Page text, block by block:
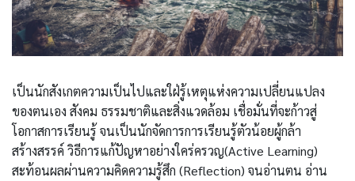
เป็นนักสังเกตความเป็นไปและใฝ่รู้เหตุแห่งความเปลี่ยนแปลง
ของตนเอง สังคม ธรรมชาติและสิ่งแวดล้อม เชื่อมั่นที่จะก้าวสู่
โอกาสการเรียนรู้ จนเป็นนักจัดการการเรียนรู้ตัวน้อยผู้กล้า
สร้างสรรค์ วิธีการแก้ปัญหาอย่างใคร่ครวญ(Active Learning)
สะท้อนผลผ่านความคิดความรู้สึก (Reflection) จนอ่านตน อ่าน